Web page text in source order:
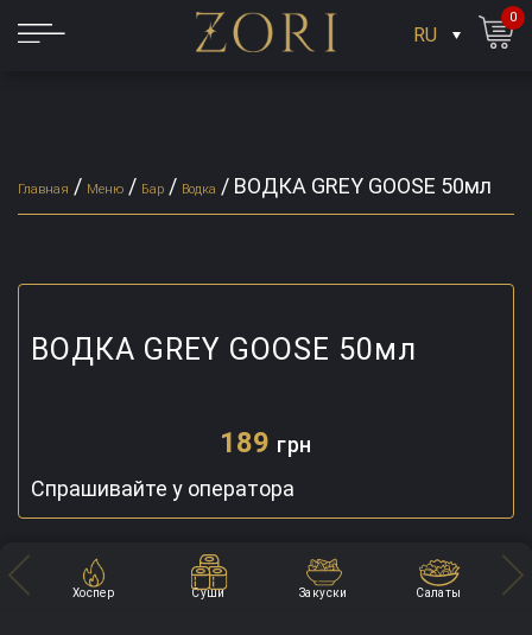
RU
0
Главная / Меню / Бар / Водка / ВОДКА GREY GOOSE 50мл
ВОДКА GREY GOOSE 50мл
189 грн
Спрашивайте у оператора
Хоспер Суши Закуски Салаты